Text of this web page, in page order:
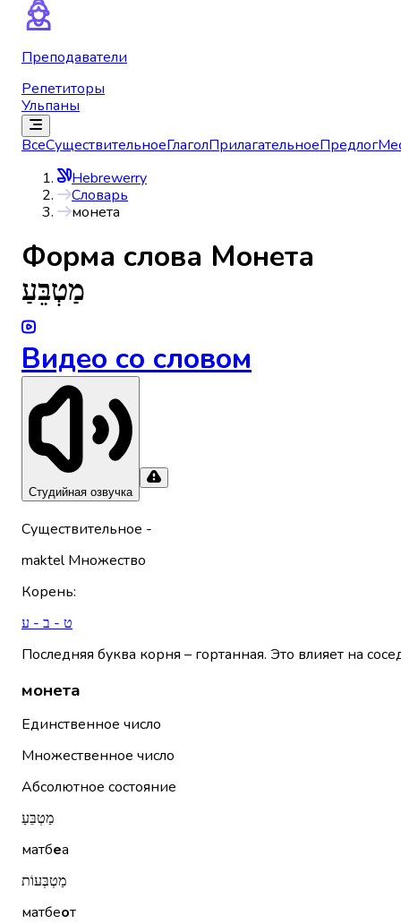
Преподаватели
Репетиторы
Ульпаны
ВсеСуществительноеГлаголПрилагательноеПредлог
Hebrewerry
Словарь
монета
Форма слова Монета
מַטְבֵּעַ
Видео со словом
Студийная озвучка
Существительное -
maktel Множество
Корень:
ט - ב - ע
Последняя буква корня – гортанная. Это влияет на
монета
Единственное число
Множественное число
Абсолютное состояние
מַטְבֵּעַ
матбеа
מַטְבְּעוֹת
матбеот